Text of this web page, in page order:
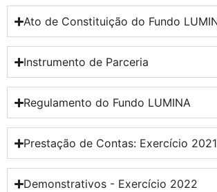
Ato de Constituição do Fundo
Instrumento de Parceria
Regulamento do Fundo LUMINA
Prestação de Contas: Exercício 2021
Demonstrativos - Exercício 2022